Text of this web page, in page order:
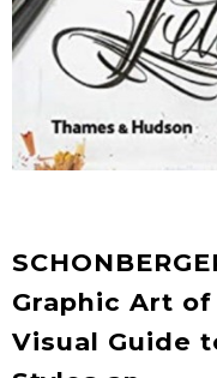
Graphic Art
Visual Guide